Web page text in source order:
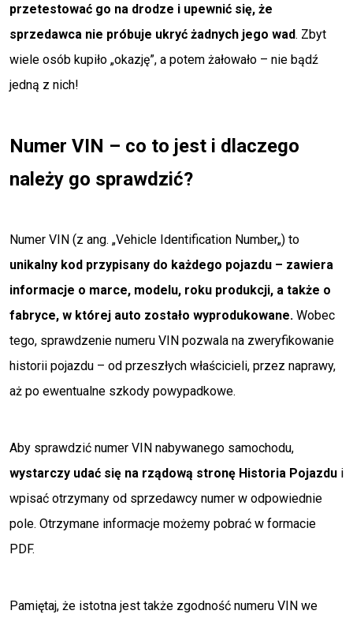
przetestować go na drodze i upewnić się, że
sprzedawca nie próbuje ukryć żadnych jego wad. Zbyt
wiele osób kupiło „okazję”, a potem żałowało – nie bądź
jedną z nich!
Numer VIN – co to jest i dlaczego
należy go sprawdzić?
Numer VIN (z ang. „Vehicle Identification Number„) to
unikalny kod przypisany do każdego pojazdu – zawiera
informacje o marce, modelu, roku produkcji, a także o
fabryce, w której auto zostało wyprodukowane. Wobec
tego, sprawdzenie numeru VIN pozwala na zweryfikowanie
historii pojazdu – od przeszłych właścicieli, przez naprawy,
aż po ewentualne szkody powypadkowe.
Aby sprawdzić numer VIN nabywanego samochodu,
wystarczy udać się na rządową stronę Historia Pojazdu i
wpisać otrzymany od sprzedawcy numer w odpowiednie
pole. Otrzymane informacje możemy pobrać w formacie
PDF.
Pamiętaj, że istotna jest także zgodność numeru VIN we